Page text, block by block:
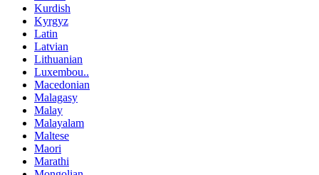
Kurdish
Kyrgyz
Latin
Latvian
Lithuanian
Luxembou..
Macedonian
Malagasy
Malay
Malayalam
Maltese
Maori
Marathi